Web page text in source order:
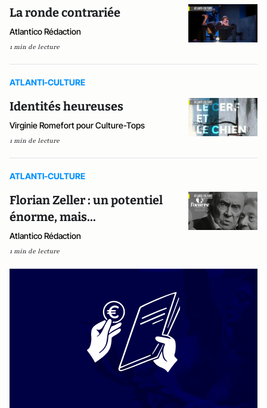
La ronde contrariée
Atlantico Rédaction
1 min de lecture
ATLANTI-CULTURE
Identités heureuses
Virginie Romefort pour Culture-Tops
1 min de lecture
ATLANTI-CULTURE
Florian Zeller : un potentiel
énorme, mais...
Atlantico Rédaction
1 min de lecture